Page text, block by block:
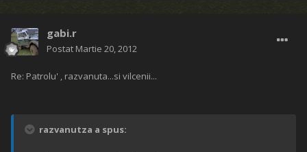
gabi.r
Postat Martie 20, 2012
Re: Patrolu' , razvanuta...si vilcenii...
razvanutza a spus: